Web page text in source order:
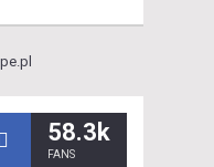
58.3k
FANS